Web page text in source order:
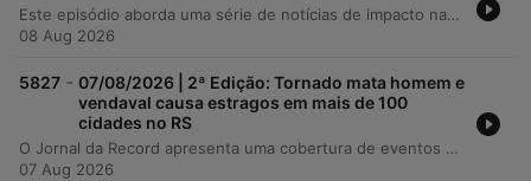
Este episódio aborda uma série de notícias de impacto nacional e internacional, começando pelo desmonte ilegal de carros elétricos em São Paulo e investigações sobre vazamento de dados na Polícia Civil. O programa detalha também os efeitos climáticos do ciclone bomba no Brasil, o alto custo da energia elétrica e as implicações da reforma tributária brasileira. A cobertura estende-se ao cenário de segurança e justiça, incluindo crimes cometidos com IA, a condenação da Meta por negligência digital e os 20 anos da Lei Maria da Penha. O episódio encerra com atualizações sobre o mercado de transferências no futebol, política brasileira e dados positivos sobre o recuo do desmatamento na Amazônia.
08 Aug 2026
5827 - 07/08/2026 | 2ª Edição: Tornado mata homem e
vendaval causa estragos em mais de 100
cidades no RS
O Jornal da Record apresenta uma cobertura de eventos climáticos extremos e atualizações sobre segurança pública. A reportagem detalha os impactos de um tornado no Rio Grande do Sul, que causou mortes e destruição em mais de 100 municípios, além do alerta de vendaval para diversos estados brasileiros, incluindo o Rio de Janeiro e São Paulo. O programa também aborda a celebração dos 20 anos da Lei Maria da Penha, contrastando os avanços na proteção às vítimas com o aumento dos casos de feminicídio, destacando um crime recente ocorrido em São Paulo.
07 Aug 2026